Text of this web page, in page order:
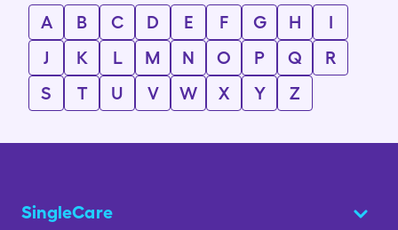
A B C D E F G H
I
J
K L M N O P Q
R
S
T U V W X Y Z
SingleCare